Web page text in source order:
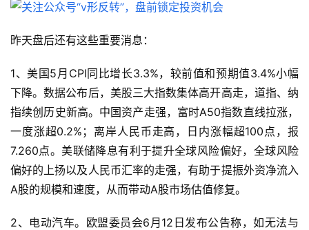
实
策
经
典
书
籍
主
登录 注册
昨天盘后还有这些重要消息：
1、美国5月CPI同比增长3.3%，较前值和预期值3.4%小幅
下降。数据公布后，美股三大指数集体高开高走，道指、纳
指续创历史新高。中国资产走强，富时A50指数直线拉涨，
一度涨超0.2%；离岸人民币走高，日内涨幅超100点，报
7.260点。美联储降息有利于提升全球风险偏好，全球风险
偏好的上扬以及人民币汇率的走强，有助于提振外资净流入
A股的规模和速度，从而带动A股市场估值修复。
2、电动汽车。欧盟委员会6月12日发布公告称，如无法与